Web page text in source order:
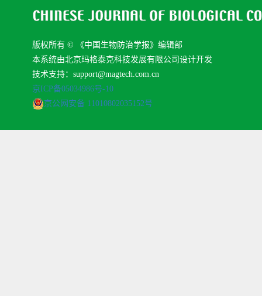
版权所有 © 《中国生物防治学报》编辑部
本系统由北京玛格泰克科技发展有限公司设计开发
技术支持：support@magtech.com.cn
京ICP备05034986号-10
京公网安备 11010802035152号